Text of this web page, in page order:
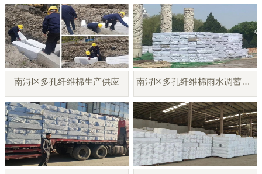
南浔区多孔纤维棉生产供应 南浔区多孔纤维棉雨水调蓄模块